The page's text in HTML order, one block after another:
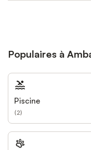
Populaires à
Piscine
(2)